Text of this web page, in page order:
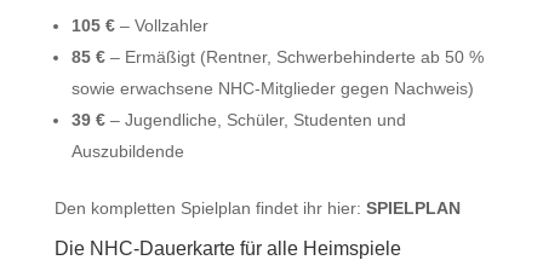
105 €– Vollzahler
85 €– Ermäßigt (Rentner, Schwerbehinderte ab 50 %
sowie erwachsene NHC-Mitglieder gegen Nachweis)
39 €– Jugendliche, Schüler, Studenten und
Auszubildende
Den kompletten Spielplan findet ihr hier: SPIELPLAN
Die NHC-Dauerkarte für alle Heimspiele